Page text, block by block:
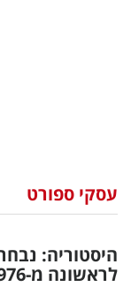
וצרכנות
דיגיטל
עסקי ספורט
היסטוריה:
לראשונה מ-1976